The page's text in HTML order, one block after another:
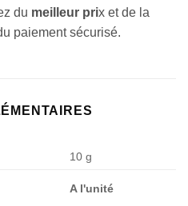
du meilleur prix et de la
paiement sécurisé.
10 g
A l'unité